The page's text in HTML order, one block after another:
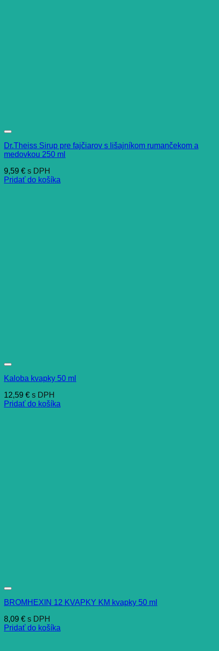
Dr.Theiss Sirup pre fajčiarov s lišajníkom rumančekom a
medovkou 250 ml
9,59 € s DPH
Pridať do košíka
Kaloba kvapky 50 ml
12,59 € s DPH
Pridať do košíka
BROMHEXIN 12 KVAPKY KM kvapky 50 ml
8,09 € s DPH
Pridať do košíka